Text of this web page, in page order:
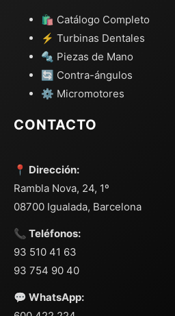
🛍️ Catálogo Completo
⚡ Turbinas Dentales
🔩 Piezas de Mano
🔄 Contra-ángulos
⚙️ Micromotores
CONTACTO
📍 Dirección:
Rambla Nova, 24, 1º
08700 Igualada, Barcelona
📞 Teléfonos:
93 510 41 63
93 754 90 40
💬 WhatsApp: